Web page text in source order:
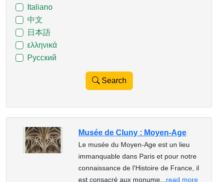
Italiano
中文
日本語
ελληνικά
Русский
Search
Musée de Cluny : Moyen-Age
Le musée du Moyen-Age est un lieu
immanquable dans Paris et pour notre
connaissance de l'Histoire de France, il
est consacré aux monume... read more